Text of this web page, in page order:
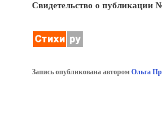
Свидетельство о публикации
Запись опубликована автором Ольга